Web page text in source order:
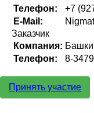
Телефон:
+7
E-Mail:
Заказчик
Компания:
Телефон:
8-
Принять участие